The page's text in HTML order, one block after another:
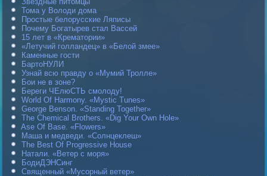
Тома у Володи дома
Простые белорусские Ляписы
Почему Богатырев стал Вассей
15 лет в «Крематории»
«Летучий голландец» в «Белой змее»
Каменные гости
БартоНУЛИ
Узнай всю правду о «Мумий Тролле»
Бои не в зоне?
Береги ЧЕлюСТЬ смолоду!
World Of Harmony. «Mystic Tunes»
George Benson. «Standing Together»
The Chemical Brothers. «Dig Your Own Hole»
Ase Of Base. «Flowers»
Маша и медведи. «Солнцеклеш»
The Best Of Progressive House
Натали. «Ветер с моря»
БодиДЭНСинг
Священный «Мусорный ветер»